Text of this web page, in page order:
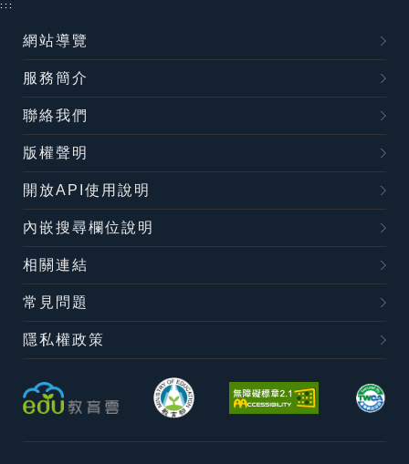
:::
網站導覽
服務簡介
聯絡我們
版權聲明
開放API使用說明
內嵌搜尋欄位說明
相關連結
常見問題
隱私權政策